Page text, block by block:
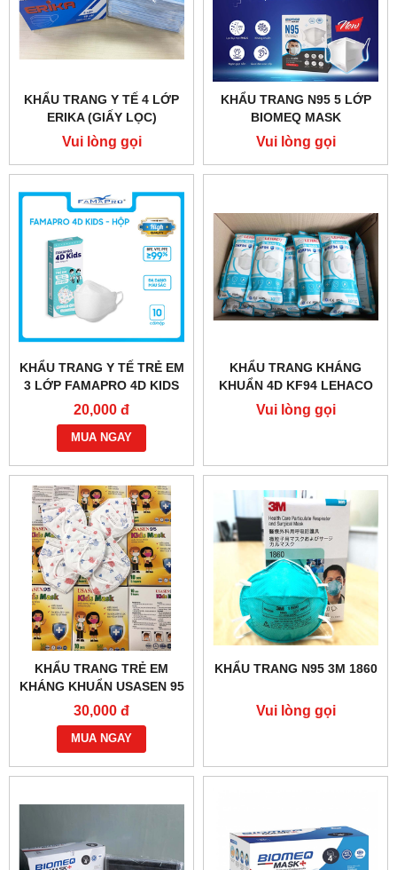
KHẨU TRANG Y TẾ 4 LỚP
ERIKA (GIẤY LỌC)
Vui lòng gọi
KHẨU TRANG N95 5 LỚP
BIOMEQ MASK
Vui lòng gọi
KHẨU TRANG Y TẾ TRẺ EM
3 LỚP FAMAPRO 4D KIDS
20,000 đ
MUA NGAY
KHẨU TRANG KHÁNG
KHUẨN 4D KF94 LEHACO
Vui lòng gọi
KHẨU TRANG TRẺ EM
KHÁNG KHUẨN USASEN 95
30,000 đ
MUA NGAY
KHẨU TRANG N95 3M 1860
Vui lòng gọi